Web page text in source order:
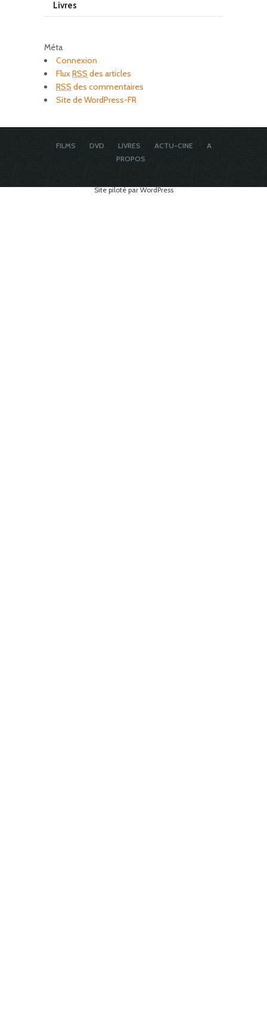
Livres
Méta
Connexion
FluxRSS des articles
RSS des commentaires
Site de WordPress-FR
FILMS DVD LIVRES ACTU-CINE
A
PROPOS
Site piloté par WordPress